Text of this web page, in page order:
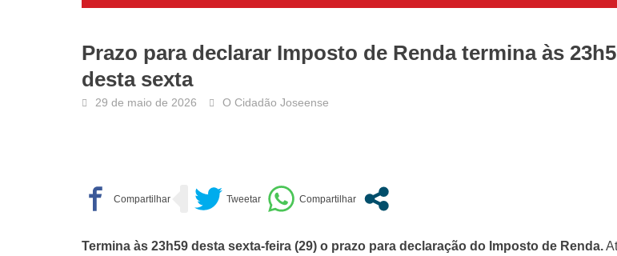
Prazo para declarar Imposto de Renda termina às
desta sexta
29 de maio de 2026 O Cidadão Joseense
Termina às 23h59 desta sexta-feira (29) o prazo para declaração do Imposto de Renda.